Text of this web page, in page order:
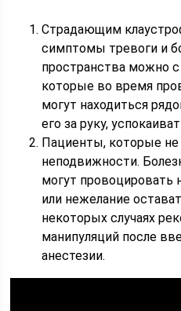
Страдающим
симптомы тревоги и
пространства можно
которые во время
могут находиться
его за руку,
Пациенты, которые не
неподвижности.
могут
или нежелание
некоторых случаях
манипуляций после
анестезии.